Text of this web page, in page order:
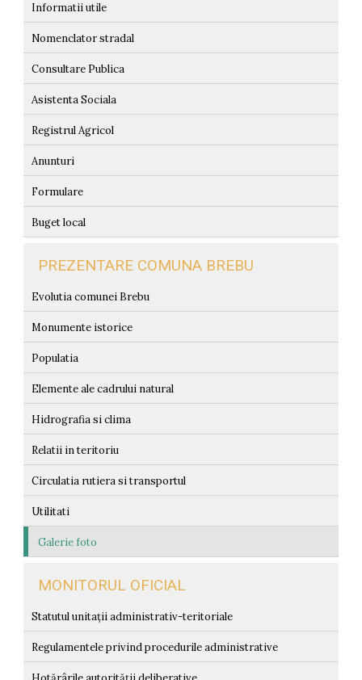
Informatii utile
Nomenclator stradal
Consultare Publica
Asistenta Sociala
Registrul Agricol
Anunturi
Formulare
Buget local
PREZENTARE COMUNA BREBU
Evolutia comunei Brebu
Monumente istorice
Populatia
Elemente ale cadrului natural
Hidrografia si clima
Relatii in teritoriu
Circulatia rutiera si transportul
Utilitati
Galerie foto
MONITORUL OFICIAL
Statutul unitații administrativ-teritoriale
Regulamentele privind procedurile administrative